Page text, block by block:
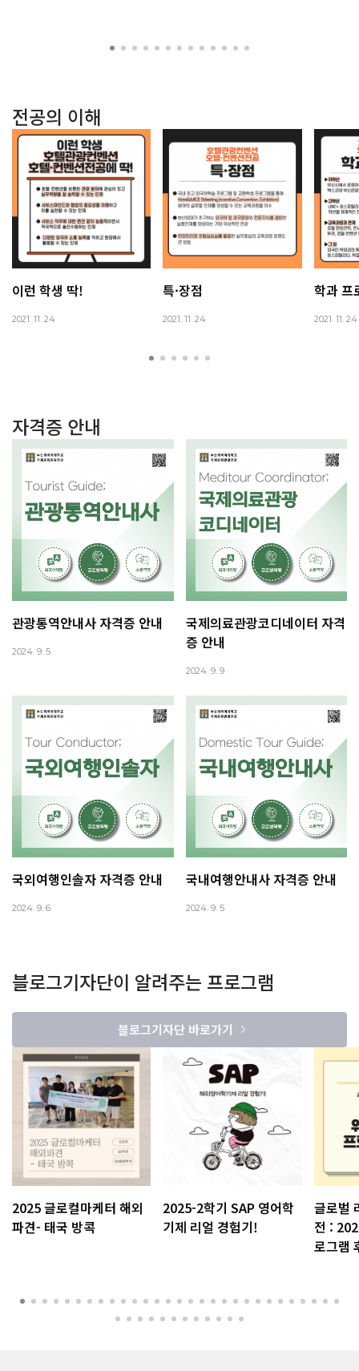
전공의 이해
이런 학생 딱!
2021. 11. 24
특·장점
2021. 11. 24
학과 프
2021. 11. 24
자격증 안내
관광통역안내사 자격증 안내
2024. 9. 5
국제의료관광코디네이터 자격
증 안내
2024. 9. 9
국외여행인솔자 자격증 안내
2024. 9. 6
국내여행안내사 자격증 안내
2024. 9. 5
블로그기자단이 알려주는 프로그램
블로그기자단 바로가기
2025 글로컬마케터 해외
파견- 태국 방콕
2025-2학기 SAP 영어학
기제 리얼 경험기!
글로벌
전 :
로그램